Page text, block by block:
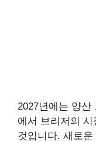
2027년에는 양산
에서 브리저의
것입니다. 새로